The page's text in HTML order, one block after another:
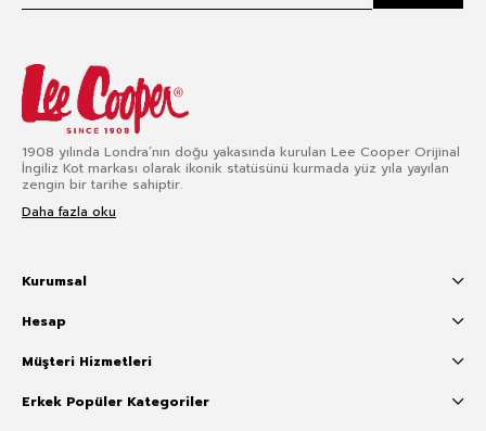
1908 yılında Londra’nın doğu yakasında kurulan Lee Cooper Orijinal
İngiliz Kot markası olarak ikonik statüsünü kurmada yüz yıla yayılan
zengin bir tarihe sahiptir.
Daha fazla oku
Kurumsal
Hesap
Müşteri Hizmetleri
Erkek Popüler Kategoriler